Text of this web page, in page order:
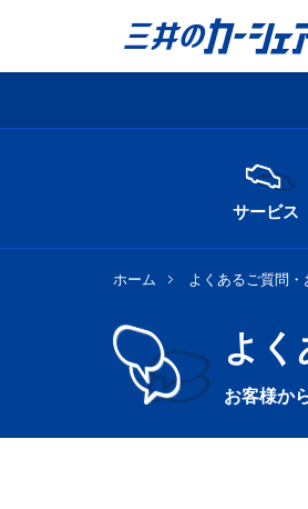
サービス
ホーム よくあるご質問
よ
お客様か